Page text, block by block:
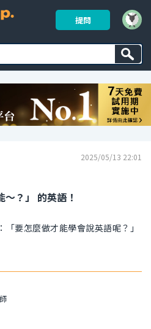
提問
2025/05/13 22:01
？」 的英語！
要怎麼做才能學會說英語呢？」